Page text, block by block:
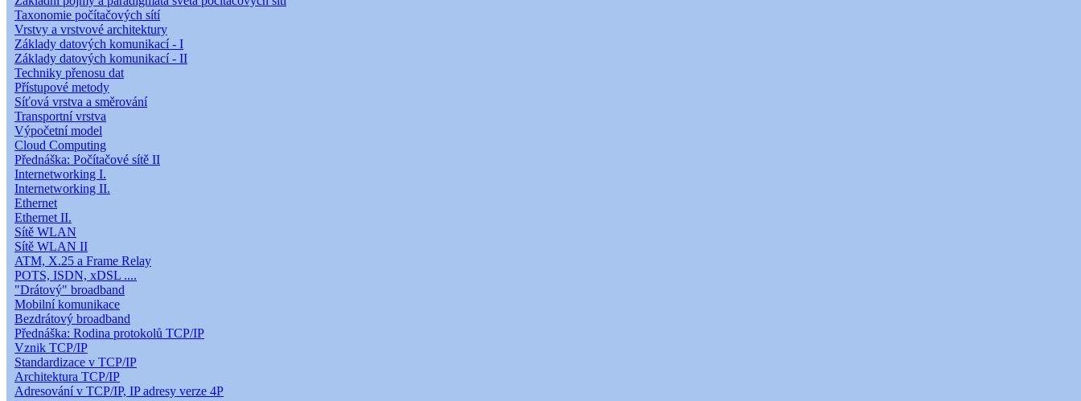
Taxonomie počítačových sítí
Vrstvy a vrstvové architektury
Základy datových komunikací - I
Základy datových komunikací - II
Techniky přenosu dat
Přístupové metody
Síťová vrstva a směrování
Transportní vrstva
Výpočetní model
Cloud Computing
Přednáška: Počítačové sítě II
Internetworking I.
Internetworking II.
Ethernet
Ethernet II.
Sítě WLAN
Sítě WLAN II
ATM, X.25 a Frame Relay
POTS, ISDN, xDSL ....
"Drátový" broadband
Mobilní komunikace
Bezdrátový broadband
Přednáška: Rodina protokolů TCP/IP
Vznik TCP/IP
Standardizace v TCP/IP
Architektura TCP/IP
Adresování v TCP/IP, IP adresy verze 4P